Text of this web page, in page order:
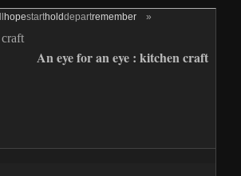
hopestartholddepartremember »
An eye for an eye : kitchen craft